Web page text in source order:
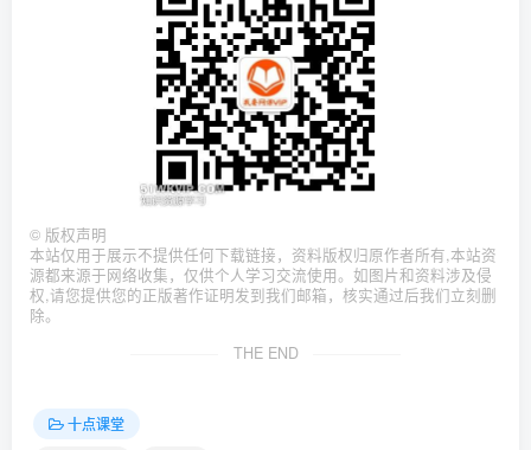
© 版权声明
本站仅用于展示不提供任何下载链接，资料版权归原作者所有,本站资
源都来源于网络收集，仅供个人学习交流使用。如图片和资料涉及侵
权,请您提供您的正版著作证明发到我们邮箱，核实通过后我们立刻删
除。
THE END
十点课堂